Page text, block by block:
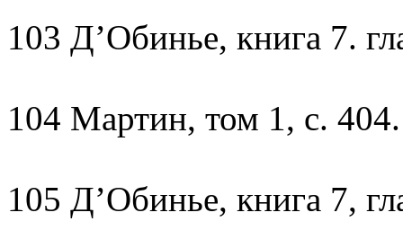
103 Д’Обинье, книга 7.
104 Мартин, том 1, с. 404.
105 Д’Обинье, книга 7,